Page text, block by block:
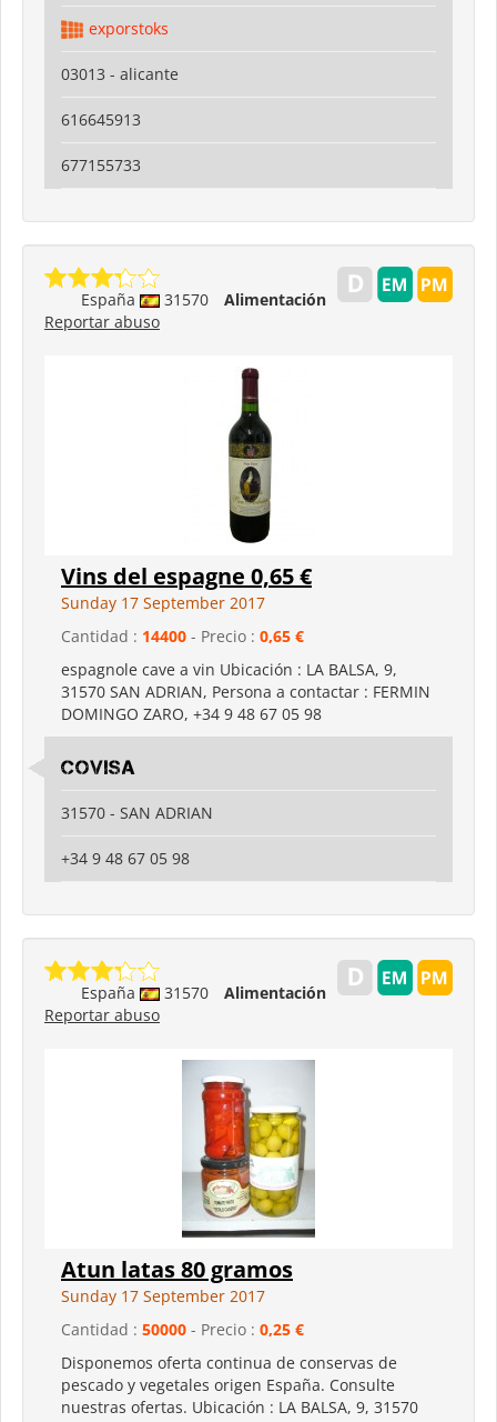
exporstoks
03013 - alicante
616645913
677155733
España 31570
Alimentación
Reportar abuso
Vins del espagne 0,65 €
Sunday 17 September 2017
Cantidad : 14400 - Precio : 0,65 €
espagnole cave a vin Ubicación : LA BALSA, 9,
31570 SAN ADRIAN, Persona a contactar : FERMIN
DOMINGO ZARO, +34 9 48 67 05 98
COVISA
31570 - SAN ADRIAN
+34 9 48 67 05 98
España 31570
Alimentación
Reportar abuso
Atun latas 80 gramos
Sunday 17 September 2017
Cantidad : 50000 - Precio : 0,25 €
Disponemos oferta continua de conservas de
pescado y vegetales origen España. Consulte
nuestras ofertas. Ubicación : LA BALSA, 9, 31570